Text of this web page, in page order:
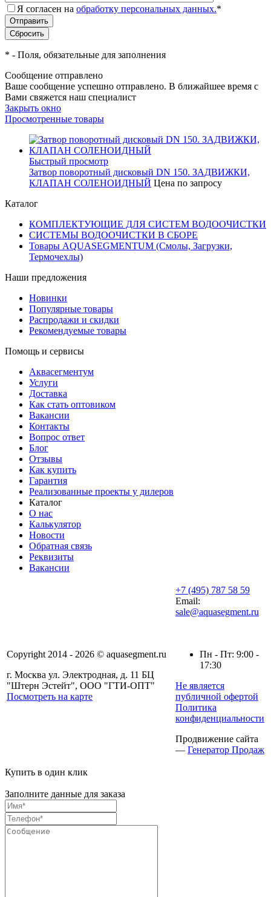
Я согласен на обработку персональных данных.*
* - Поля, обязательные для заполнения
Сообщение отправлено
Ваше сообщение успешно отправлено. В ближайшее время с
Вами свяжется наш специалист
Закрыть окно
Просмотренные товары
Быстрый просмотр
Затвор поворотный дисковый DN 150. ЗАДВИЖКИ,
КЛАПАН СОЛЕНОИДНЫЙ Цена по запросу
Каталог
КОМПЛЕКТУЮЩИЕ ДЛЯ СИСТЕМ ВОДООЧИСТКИ
СИСТЕМЫ ВОДООЧИСТКИ В СБОРЕ
Товары AQUASEGMENTUM (Смолы, Загрузки,
Термочехлы)
Наши предложения
Новинки
Популярные товары
Распродажи и скидки
Рекомендуемые товары
Помощь и сервисы
Аквасегментум
Услуги
Доставка
Как стать оптовиком
Вакансии
Контакты
Вопрос ответ
Блог
Отзывы
Как купить
Гарантия
Реализованные проекты у дилеров
Каталог
О нас
Калькулятор
Новости
Обратная связь
Реквизиты
Вакансии
Copyright 2014 - 2026 © aquasegment.ru
г. Москва ул. Электродная, д. 11 БЦ
"Штерн Эстейт", ООО "ГТИ-ОПТ"
Посмотреть на карте
+7 (495) 787 58 59
Email:
sale@aquasegment.ru
Пн - Пт: 9:00 -
17:30
Не является
публичной офертой
Политика
конфиденциальности
Продвижение сайта
— Генератор Продаж
Купить в один клик
Заполните данные для заказа